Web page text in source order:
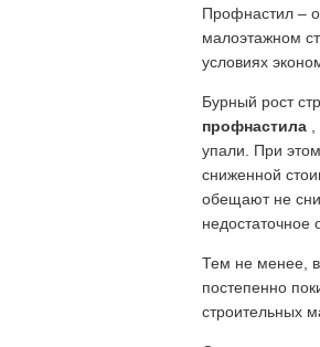
Профнастил –
малоэтажном
условиях
Бурный рост
профнастила
упали. При
сниженной
обещают не
недостаточное
Тем не менее, в
постепенно
строительных